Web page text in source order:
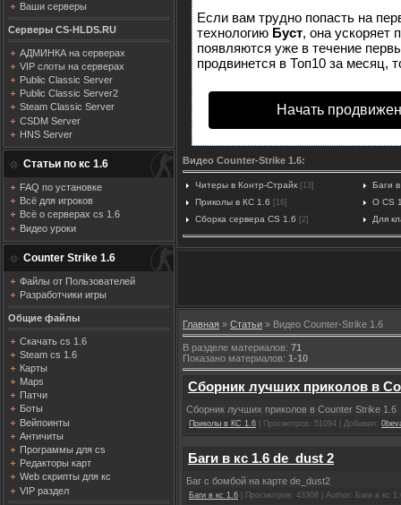
Ваши серверы
Серверы CS-HLDS.RU
АДМИНКА на серверах
VIP слоты на серверах
Public Classic Server
Public Classic Server2
Steam Classic Server
CSDM Server
HNS Server
Статьи по кс 1.6
FAQ по установке
Всё для игроков
Всё о серверах cs 1.6
Видео уроки
Counter Strike 1.6
Файлы от Пользователей
Разработчики игры
Общие файлы
Скачать cs 1.6
Steam cs 1.6
Карты
Maps
Патчи
Боты
Вейпоинты
Античиты
Программы для cs
Редакторы карт
Web скрипты для кс
VIP раздел
Если вам трудно попасть на
технологию Буст, она ускоряет
появляются уже в течение
продвинется в Топ10 за месяц,
Начать
Видео Counter-Strike 1.6:
Читеры в Контр-Страйк [13]
Баги
Приколы в КС 1.6
[16]
О CS
Сборка сервера CS 1.6
[2] Для
Главная » Статьи » Видео Counter-Strike 1.6
В разделе материалов: 71
Показано материалов: 1-10
Сборник лучших приколов в
Сборник лучших приколов в Counter Strike 1.6
Приколы в КС 1.6 | Просмотров: 51094 | Добавил:
Баги в кс 1.6 de_dust 2
Баг с бомбой на карте de_dust2
Баги в кс 1.6 | Просмотров: 43308 | Author: Баги в кс